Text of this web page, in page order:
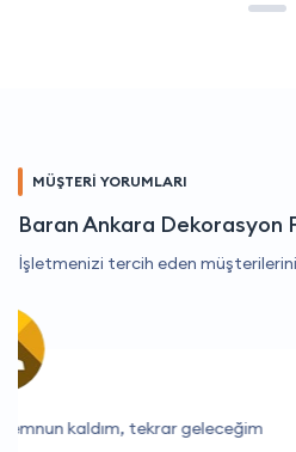
MÜŞTERİ YORUMLARI
Baran Ankara Dekorasyon
İşletmenizi tercih eden
Bu firma her zaman beklentilerimi